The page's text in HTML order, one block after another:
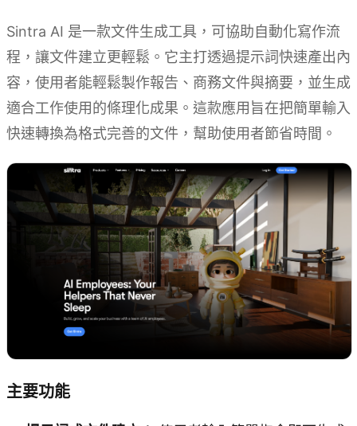
Sintra AI 是一款文件生成工具，可協助自動化寫作流
程，讓文件建立更輕鬆。它主打透過提示詞快速產出內
容，使用者能輕鬆製作報告、商務文件與摘要，並生成
適合工作使用的條理化成果。這款應用旨在把簡單輸入
快速轉換為格式完善的文件，幫助使用者節省時間。
主要功能